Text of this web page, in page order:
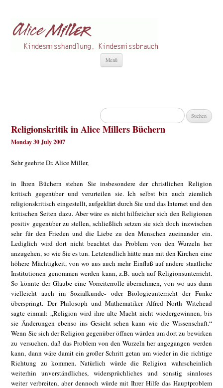
Menü
Suchen
nach:
Religionskritik in Alice Millers Büchern
Monday 30 July 2007
Sehr geehrte Dr. Alice Miller,
in Ihren Büchern stehen Sie insbesondere der christlichen Religion
kritisch gegenüber und verurteilen sie. Ich selbst bin auch ziemlich
religionskritisch eingestellt, aufgeklärt durch Sie und das Internet und den
kritischen Seiten dazu. Aber wäre es nicht hilfreicher sich den Religionen
positiv gegenüber zu stellen, schließlich setzen sie sich doch inzwischen
sehr für den Frieden und die Liebe zu den Menschen zueinander ein.
Lediglich wird dort nicht beachtet das Problem von den Wurzeln her
anzugehen, so wie Sie es tun. Letztendlich hätte man mit den Kirchen eine
höhere Mächtigkeit, von wo aus auch mehr Einfluß auf andere staatliche
Institutionen genommen werden kann, z.B. auch auf Religionsunterricht.
So könnte der Glaube eine Vorreiterrolle übernehmen, von wo aus dann
vielleicht auch im Sozialkunde- oder Biologieunterricht der Funke
überspringt. Der Philosoph und Mathematiker Alfred North Witehead
sagte einmal: „Religion wird ihre alte Macht nicht wiedergewinnen, bis
sie Änderungen ebenso ins Gesicht sehen kann wie die Wissenschaft.“
Wenn Sie sich der Religion gegenüber öffnen würden um dort zu bewirken
zu versuchen, daß das Problem von den Wurzeln her angegangen werden
kann, dann wäre damit ein großer Schritt getan um wieder in die richtige
Richtung zu kommen. Natürlich würde die Religion wahrscheinlich
weiterhin unverständliches, widersprüchliches und sonstig sinnloses
weiter verbreiten, aber dennoch würde mit Ihrer Hilfe das Hauptproblem